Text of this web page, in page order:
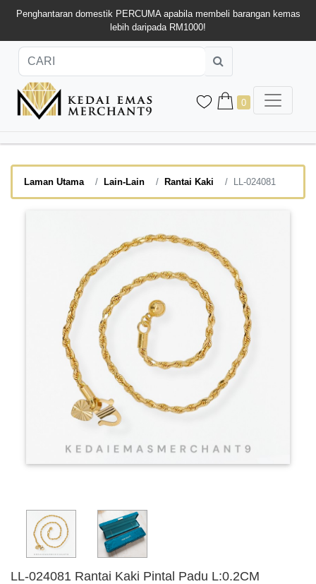
Penghantaran domestik PERCUMA apabila membeli barangan kemas
lebih daripada RM1000!
0
Laman Utama Lain-Lain Rantai Kaki LL-024081
LL-024081 Rantai Kaki Pintal Padu L:0.2CM